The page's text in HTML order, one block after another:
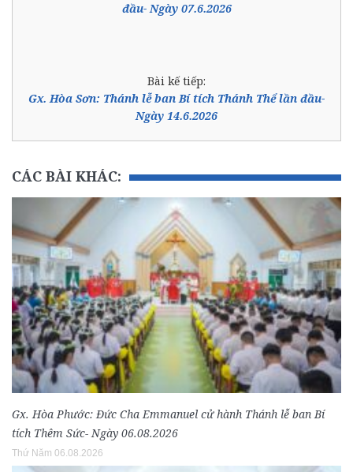
đầu- Ngày 07.6.2026
Bài kế tiếp:
Gx. Hòa Sơn: Thánh lễ ban Bí tích Thánh Thể lần đầu-
Ngày 14.6.2026
CÁC BÀI KHÁC:
Gx. Hòa Phước: Đức Cha Emmanuel cử hành Thánh lễ ban Bí
tích Thêm Sức- Ngày 06.08.2026
Thứ Năm 06.08.2026